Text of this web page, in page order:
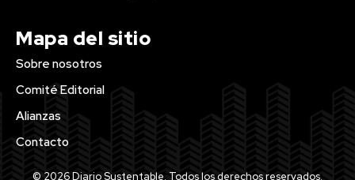
Mapa del sitio
Sobre nosotros
Comité Editorial
Alianzas
Contacto
© 2026 Diario Sustentable. Todos los derechos reservados.